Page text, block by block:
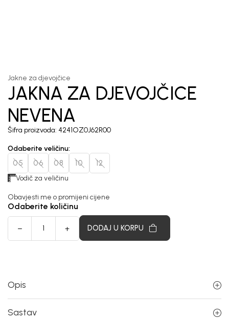
Jakne za djevojčice
JAKNA ZA DJEVOJČICE
NEVENA
Šifra proizvoda: 4241OZ0J62R00
Odaberite veličinu:
05 06 08 10 12
Vodič za veličinu
Obavjesti me o promijeni cijene
Odaberite količinu
DODAJ U KORPU
Opis
Sastav